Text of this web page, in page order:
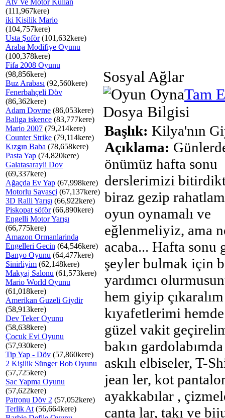
Atv Ve Motor Kullan
(111,967kere)
iki Kisilik Mario
(104,757kere)
Usta Şoför(101,632kere)
Araba Modifiye Oyunu
(100,378kere)
Fifa 2008 Oyunu
(98,856kere)
Buz Arabası (92,560kere)
Fenerbahçeli Döv
(86,362kere)
Adam Dovme (86,053kere)
Baliga iskence (83,777kere)
Mario 2007 (79,214kere)
Counter Strike (79,114kere)
Kızgın Baba (78,658kere)
Pasta Yap (74,820kere)
Galatasarayli Dov
(69,337kere)
Ağaçda Ev Yap (67,998kere)
Motorlu Savasçi (67,137kere)
3D Ralli Yarışı (66,922kere)
Piskopat söför(66,890kere)
Engelli Motor Yarışı
(66,775kere)
Amazon Ormanlarinda
Engelleri Gecin (64,546kere)
Banyo Oyunu (64,477kere)
Sinirliyim (62,148kere)
Makyaj Salonu (61,573kere)
Mario World Oyunu
(61,018kere)
Amerikan Guzeli Giydir
(58,913kere)
Dev Teker Oyunu
(58,638kere)
Çocuk Evi Oyunu
(57,930kere)
Tip Yap - Döv (57,860kere)
2 Kişilik Sünger Bob Oyunu
(57,725kere)
Sac Yapma Oyunu
(57,622kere)
Patronu Döv 2 (57,052kere)
Terlik At (56,664kere)
Sosyal Ağlar
Tam
Dosya Bilgisi
Başlık: Kilya'nın
Açıklama:
önümüz hafta sonu
derslerimizi
biraz gezip
oyun oynamalı ve
eğlenmeliyiz, ama
acaba... Hafta sonu
şeyler bulmak için
yardımcı
hem giyip
kıyafetlerimi
güzel vakit
bakın
askılı elbiseler, T-
jean ler, kot
ayakkabılar ,
çanta lar, takı ve